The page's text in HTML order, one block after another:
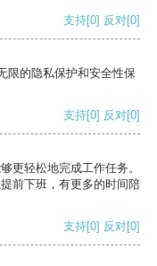
支持[0] 反对[0]
限的隐私保护和安全性保
支持[0] 反对[0]
更轻松地完成工作任务。
前下班，有更多的时间陪
支持[0] 反对[0]